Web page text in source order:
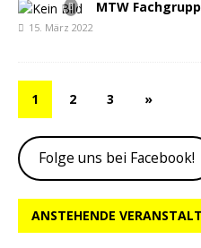
MTW
15. März 2022
1 2 3 »
Folge uns bei Facebook!
ANSTEHENDE